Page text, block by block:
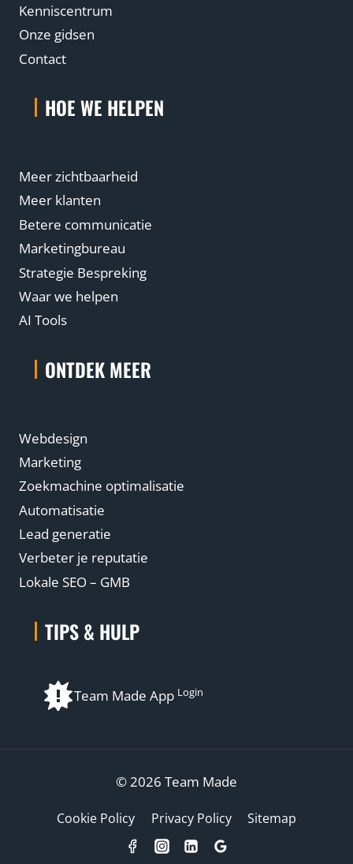
Kenniscentrum
Onze gidsen
Contact
HOE WE HELPEN
Meer zichtbaarheid
Meer klanten
Betere communicatie
Marketingbureau
Strategie Bespreking
Waar we helpen
AI Tools
ONTDEK MEER
Webdesign
Marketing
Zoekmachine optimalisatie
Automatisatie
Lead generatie
Verbeter je reputatie
Lokale SEO – GMB
TIPS & HULP
Team Made App Login
© 2026 Team Made
Cookie Policy Privacy Policy Sitemap